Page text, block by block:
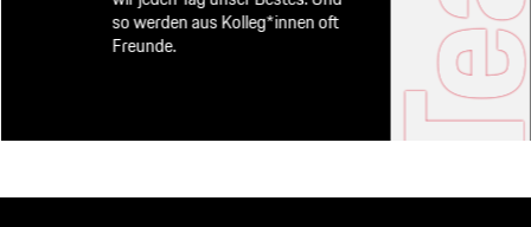
so werden aus Kolleg*innen oft
Freunde.